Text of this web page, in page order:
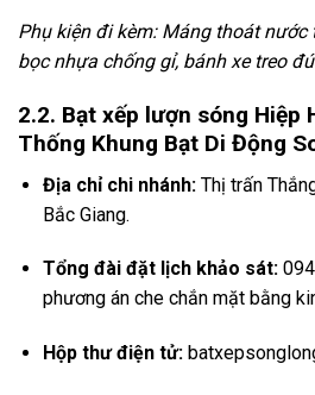
Phụ kiện đi kèm: Máng thoát nước
bọc nhựa chống gỉ, bánh xe treo
2.2. Bạt xếp lượn sóng Hiệp
Thống Khung Bạt Di Động
Địa chỉ chi nhánh:Thị trấn
Bắc Giang.
Tổng đài đặt lịch khảo sát:
phương án che chắn mặt bằng
Hộp thư điện tử: